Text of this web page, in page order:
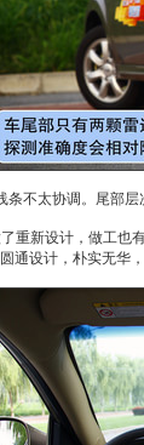
条不太协调。尾部
重新设计，做工也
通设计，朴实无华，